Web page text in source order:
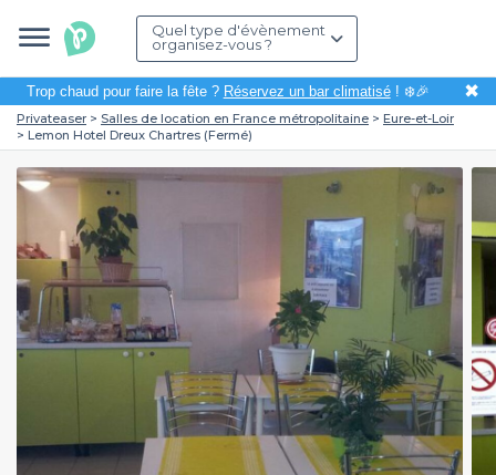
Quel type d'évènement
organisez-vous ?
Trop chaud pour faire la fête ? Réservez un bar climatisé! ❄️🎉 ✖
Privateaser Salles de location en France métropolitaine
Eure-et-Loir
Lemon Hotel Dreux Chartres (Fermé)